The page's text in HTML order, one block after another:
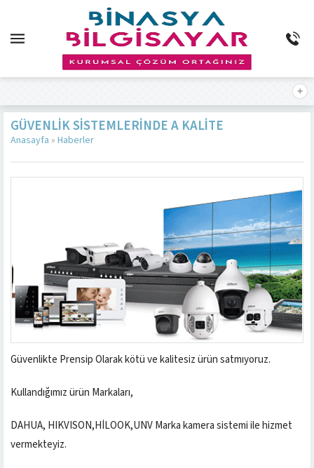
GÜVENLIK SISTEMLERINDE A KALITE
Anasayfa » Haberler
Güvenlikte Prensip Olarak kötü ve kalitesiz ürün satmıyoruz.
Kullandığımız ürün Markaları,
DAHUA, HIKVISON,HİLOOK,UNV Marka kamera sistemi ile hizmet
vermekteyiz.